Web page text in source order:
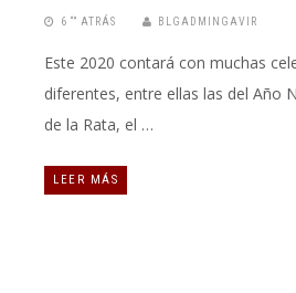
6 “” ATRÁS BLGADMINGAVIR
Este 2020 contará con muchas
diferentes, entre ellas las del Año
de la Rata, el …
LEER MÁS